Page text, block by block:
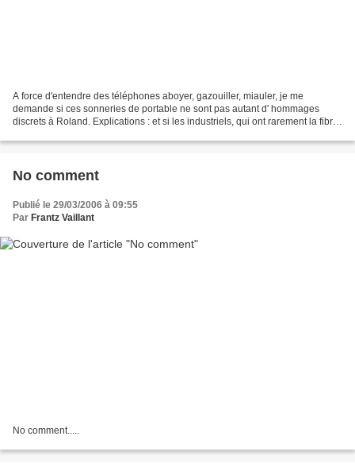
A force d'entendre des téléphones aboyer, gazouiller, miauler, je me
demande si ces sonneries de portable ne sont pas autant d' hommages
discrets à Roland. Explications : et si les industriels, qui ont rarement la fibre
No comment
Publié le 29/03/2006 à 09:55
Par Frantz Vaillant
No comment.....